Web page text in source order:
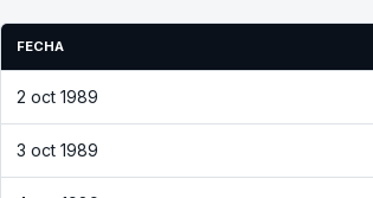
FECHA
2 oct 1989
3 oct 1989